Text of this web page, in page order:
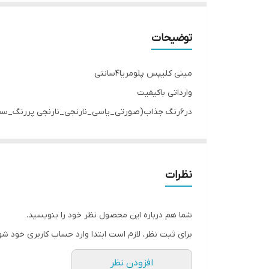
توضیحات
مینی کلیپس پلومریا۴سانتی
وارداتی باکیفیت
در۶رنگ جذاب(صورتی_یاسی_نارنجی_نارنجی پررنگ_سفیدزرد_آبی)
نظرات
شما هم درباره این محصول نظر خود را بنویسید.
برای ثبت نظر، لازم است ابتدا وارد حساب کاربری خود
افزودن نظر